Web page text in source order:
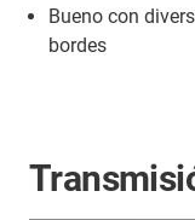
Bueno con
bordes